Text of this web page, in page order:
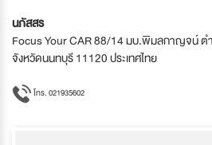
นภัสสร
Focus Your CAR 88/14 มบ.พิมลกาญจน์ ต
จังหวัดนนทบุรี 11120 ประเทศไทย
โทร. 021935602